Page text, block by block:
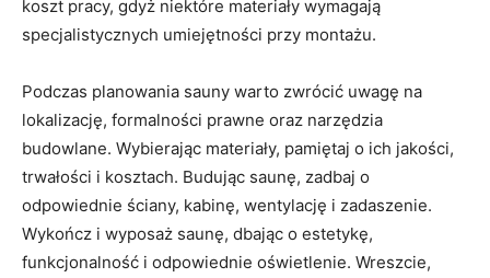
koszt pracy, gdyż niektóre materiały wymagają
specjalistycznych umiejętności przy montażu.
Podczas planowania sauny warto zwrócić uwagę na
lokalizację, formalności prawne oraz narzędzia
budowlane. Wybierając materiały, pamiętaj o ich jakości,
trwałości i kosztach. Budując saunę, zadbaj o
odpowiednie ściany, kabinę, wentylację i zadaszenie.
Wykończ i wyposaż saunę, dbając o estetykę,
funkcjonalność i odpowiednie oświetlenie. Wreszcie,